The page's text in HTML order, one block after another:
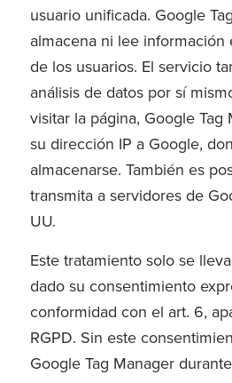
usuario unificada. Google
almacena ni lee información
de los usuarios. El servicio
análisis de datos por sí
visitar la página, Google Tag
su dirección IP a Google,
almacenarse. También es
transmita a servidores de
UU.
Este tratamiento solo se
dado su consentimiento
conformidad con el art. 6,
RGPD. Sin este
Google Tag Manager